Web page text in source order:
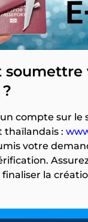
soumettre
compte sur le
:
votre
la